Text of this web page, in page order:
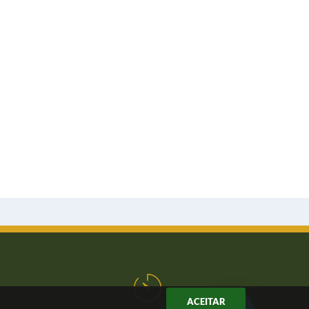
ACEITAR